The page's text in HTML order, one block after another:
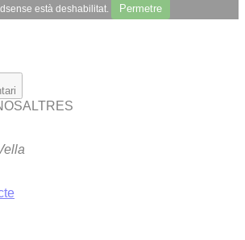
està deshabilitat. Permetre